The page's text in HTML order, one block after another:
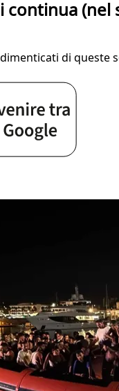
continua (nel
di queste